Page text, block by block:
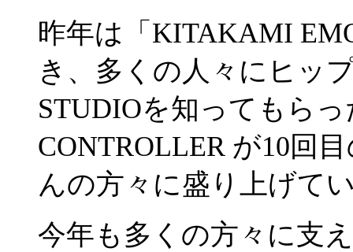
昨年は「KITAKAMI
き、多くの人々にヒッ
STUDIOを知ってもら
CONTROLLER が10回
んの方々に盛り上げて
今年も多くの方々に支